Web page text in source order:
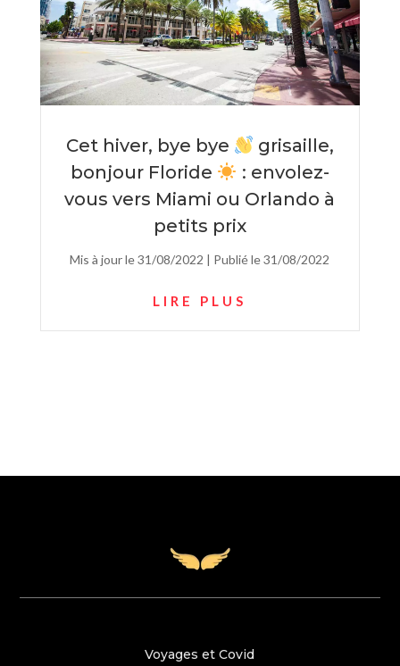
Cet hiver, bye bye
grisaille,
bonjour Floride
: envolez-
vous vers Miami ou Orlando à
petits prix
Mis à jour le 31/08/2022 | Publié le 31/08/2022
LIRE PLUS
Voyages et Covid